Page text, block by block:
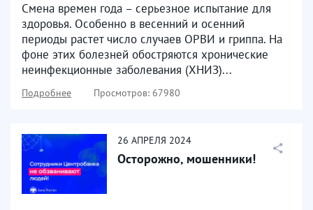
Смена времен года – серьезное испытание для
здоровья. Особенно в весенний и осенний
периоды растет число случаев ОРВИ и гриппа. На
фоне этих болезней обостряются хронические
неинфекционные заболевания (ХНИЗ)...
Подробнее Просмотров: 67980
26 АПРЕЛЯ 2024
Осторожно, мошенники!